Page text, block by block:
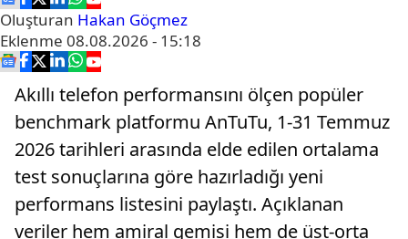
Oluşturan Hakan Göçmez
Eklenme 08.08.2026 - 15:18
Akıllı telefon performansını ölçen popüler
benchmark platformu AnTuTu, 1-31 Temmuz
2026 tarihleri arasında elde edilen ortalama
test sonuçlarına göre hazırladığı yeni
performans listesini paylaştı. Açıklanan
veriler hem amiral gemisi hem de üst-orta